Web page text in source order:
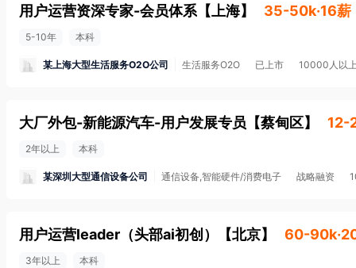
用户运营资深专家-会员体系 【 上海】 35-50k·16薪
5-10年 本科
某上海大型生活服务O2O公司 生活服务O2O 已上市 10000人以
大厂外包-新能源汽车-用户发展专员 【蔡甸区】 12-
2年以上 本科
某深圳大型通信设备公司 通信设备,智能硬件/消费电子 战略融资
用户运营leader（头部ai初创） 【北京】 60-
3年以上 本科